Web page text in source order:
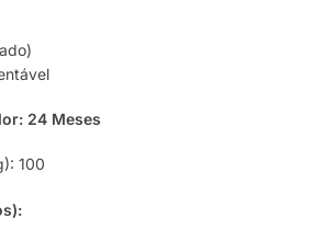
24 Meses
100